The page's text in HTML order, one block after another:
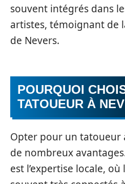
souvent intégrés dans
artistes, témoignant de
de Nevers.
POURQUOI
TATOUEUR À
Opter pour un tatoueur
de nombreux
est l’expertise locale,